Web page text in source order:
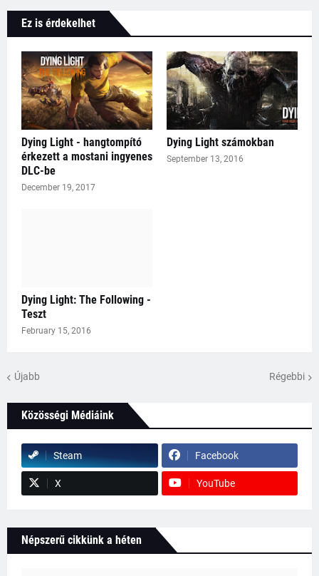
Ez is érdekelhet
Dying Light - hangtompító
érkezett a mostani ingyenes
DLC-be
December 19, 2017
Dying Light számokban
September 13, 2016
Dying Light: The Following -
Teszt
February 15, 2016
Újabb Régebbi
Közösségi Médiáink
Steam Facebook
X YouTube
Népszerű cikkünk a héten